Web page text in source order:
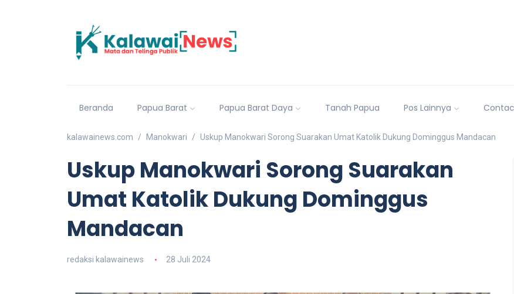
Beranda Papua Barat Papua Barat Daya Tanah Papua Pos Lainnya
kalawainews.com Manokwari Uskup Manokwari Sorong Suarakan Umat Katolik Dukung Dominggus Mandacan
Uskup Manokwari Sorong Suarakan
Umat Katolik Dukung Dominggus
Mandacan
redaksi kalawainews 28 Juli 2024